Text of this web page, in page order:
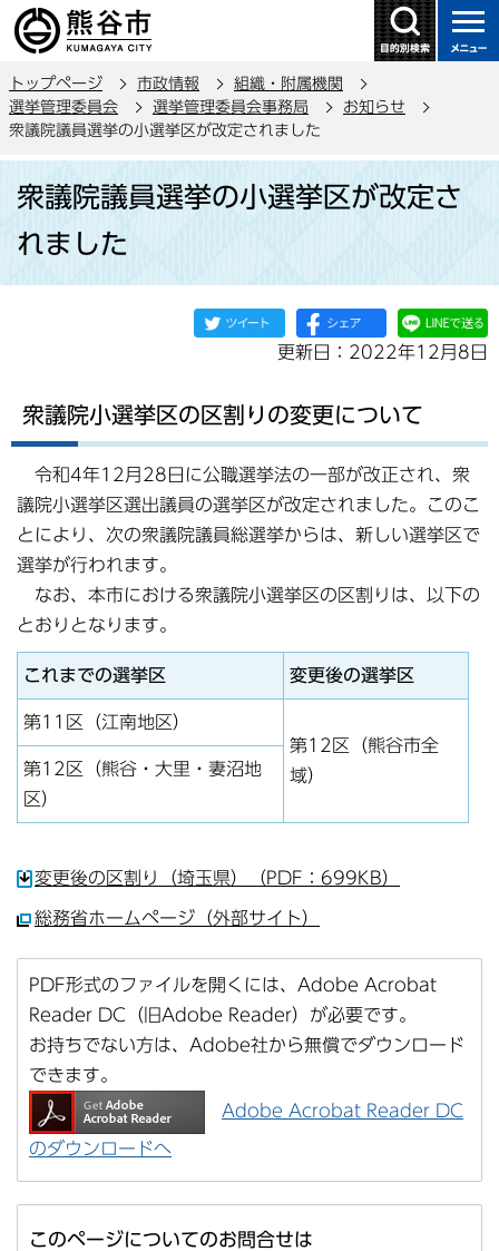
の
ー
ジ
トップページ 市政情報
組織・附属機関
選挙管理委員会
選挙管理委員会事務局
お知らせ
衆議院議員選挙の小選挙区が改定されました
か
衆議院議員選挙の小選挙区が改定さ
れました
更新日：2022年12月8日
衆議院小選挙区の区割りの変更について
令和4年12月28日に公職選挙法の一部が改正され、衆
議院小選挙区選出議員の選挙区が改定されました。このこ
とにより、次の衆議院議員総選挙からは、新しい選挙区で
選挙が行われます。
なお、本市における衆議院小選挙区の区割りは、以下の
とおりとなります。
これまでの選挙区 変更後の選挙区
第11区（江南地区）
第12区（熊谷市全
域）
第12区（熊谷・大里・妻沼地
区）
変更後の区割り（埼玉県）（PDF：699KB）
総務省ホームページ（外部サイト）
PDF形式のファイルを開くには、Adobe Acrobat
Reader DC（旧Adobe Reader）が必要です。
お持ちでない方は、Adobe社から無償でダウンロード
できます。
Adobe Acrobat Reader DC
のダウンロードへ
このページについてのお問合せは